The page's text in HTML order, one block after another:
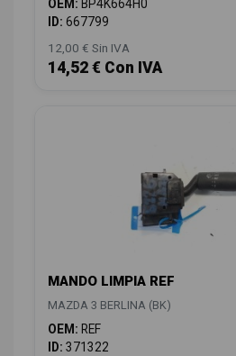
OEM: BP4K664H0
ID: 667799
12,00 € Sin IVA
14,52 € Con IVA
MANDO LIMPIA REF
MAZDA 3 BERLINA (BK)
OEM: REF
ID: 371322